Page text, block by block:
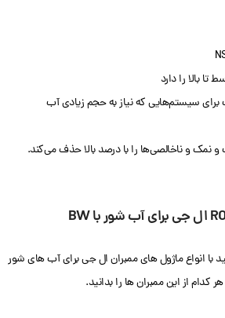
بالا را دارد
برای سیستم‌هایی که نیاز به حجم زیادی آب
و ناخالصی‌ها را با درصد بالا حذف می‌کند.
با انواع ماژول های ممبران ال جی برای آب های شور
کدام از این ممبران ها را بدانید.